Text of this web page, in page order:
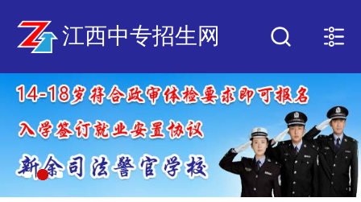
江西中专招生网